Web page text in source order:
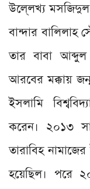
উলে্লখ্য
বান্দার
তার বাবা
আরবের মক্কায়
ইসলামি
করেন। ২০১৩
তারাবিহ
হয়েছিল। পরে